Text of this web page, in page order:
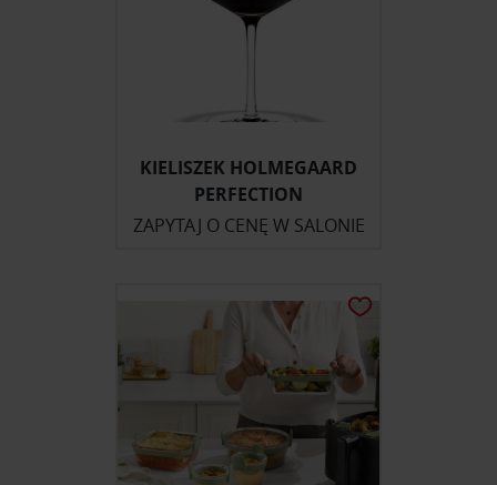
KIELISZEK HOLMEGAARD
PERFECTION
ZAPYTAJ O CENĘ W SALONIE